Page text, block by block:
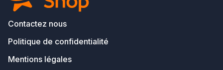
Contactez nous
Politique de confidentialité
Mentions légales